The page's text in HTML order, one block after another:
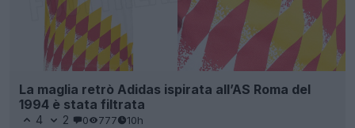
La maglia retrò Adidas ispirata all’AS Roma del
1994 è stata filtrata
4 2 0 777 10h